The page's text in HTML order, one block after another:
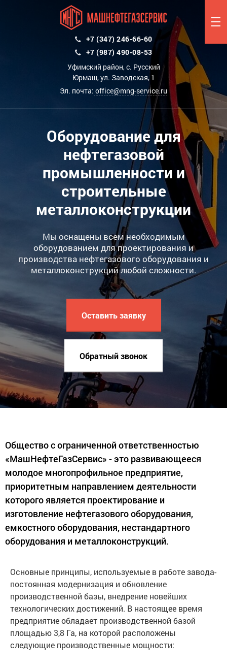
+7 (347) 246-66-60
+7 (987) 490-08-53
Уфимский район, с. Русский
Юрмаш, ул. Заводская, 1
Эл. почта: office@mng-service.ru
Оборудование для
нефтегазовой
промышленности и
строительные
металлоконструкции
Мы оснащены всем необходимым
оборудованием для проектирования и
производства нефтегазового оборудования и
металлоконструкций любой сложности.
Оставить заявку
Обратный звонок
Общество с ограниченной ответственностью
«МашНефтеГазСервис» - это развивающееся
молодое многопрофильное предприятие,
приоритетным направлением деятельности
которого является проектирование и
изготовление нефтегазового оборудования,
емкостного оборудования, нестандартного
оборудования и металлоконструкций.
Основные принципы, используемые в работе завода-
постоянная модернизация и обновление
производственной базы, внедрение новейших
технологических достижений. В настоящее время
предприятие обладает производственной базой
площадью 3,8 Га, на которой расположены
следующие производственные мощности: